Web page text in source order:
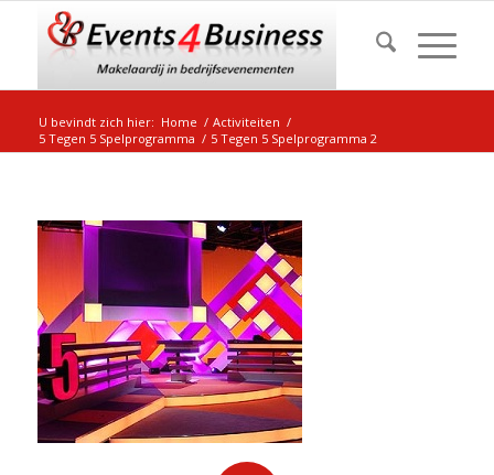
U bevindt zich hier: Home / Activiteiten /
5 Tegen 5 Spelprogramma / 5 Tegen 5 Spelprogramma 2